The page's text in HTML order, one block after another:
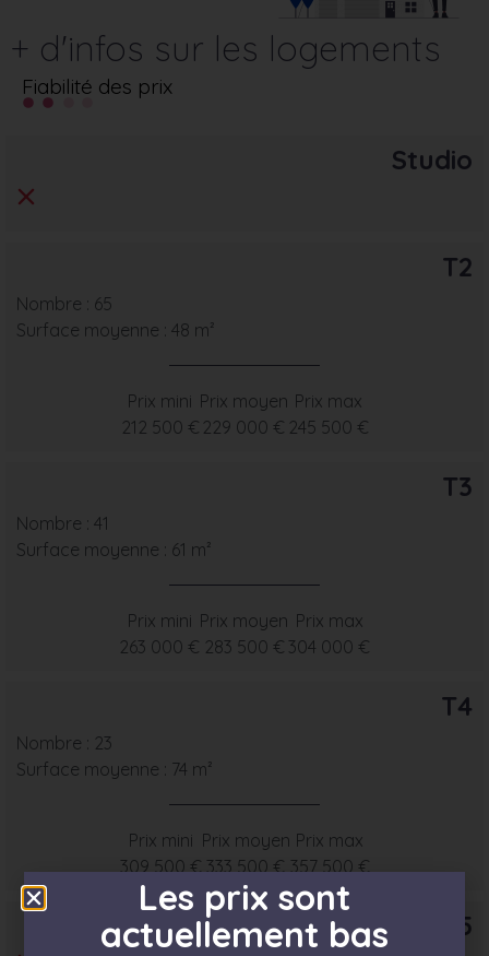
+ d'infos sur les logements
Fiabilité des prix
Studio
T2
Nombre : 65
Surface moyenne : 48 m²
Prix mini
212 500 €
Prix moyen
229 000 €
Prix max
245 500 €
T3
Nombre : 41
Surface moyenne : 61 m²
Prix mini
263 000 €
Prix moyen
283 500 €
Prix max
304 000 €
T4
Nombre : 23
Surface moyenne : 74 m²
Prix mini
309 500 €
Prix moyen
333 500 €
Prix max
357 500 €
T5
Les prix sont
actuellement bas